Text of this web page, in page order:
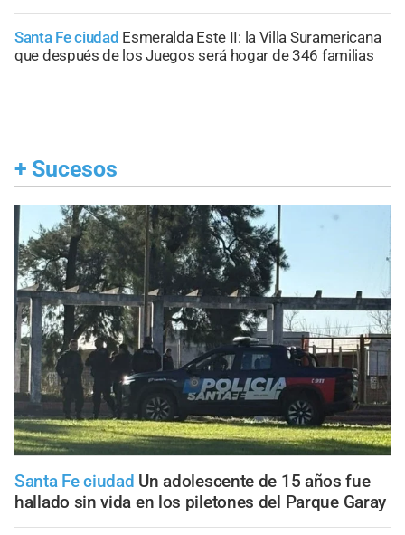
Santa Fe ciudad Esmeralda Este II: la Villa Suramericana
que después de los Juegos será hogar de 346 familias
+ Sucesos
Santa Fe ciudad Un adolescente de 15 años fue
hallado sin vida en los piletones del Parque Garay